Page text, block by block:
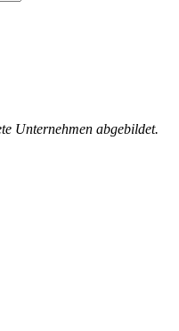
Unternehmen abgebildet.